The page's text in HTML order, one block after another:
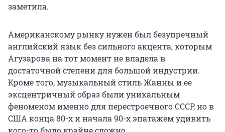
заметила.
Американскому рынку нужен был безупречный
английский язык без сильного акцента, которым
Агузарова на тот момент не владела в
достаточной степени для большой индустрии.
Кроме того, музыкальный стиль Жанны и ее
эксцентричный образ были уникальным
феноменом именно для перестроечного СССР, но в
США конца 80-х и начала 90-х эпатажем удивить